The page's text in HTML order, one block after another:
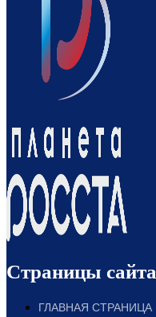
Страницы сайта
ГЛАВНАЯ СТРАНИЦА